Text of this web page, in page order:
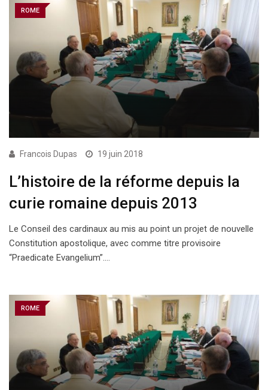
ROME
Francois Dupas 19 juin 2018
L’histoire de la réforme depuis la
curie romaine depuis 2013
Le Conseil des cardinaux au mis au point un projet de nouvelle
Constitution apostolique, avec comme titre provisoire
“Praedicate Evangelium”.…
ROME